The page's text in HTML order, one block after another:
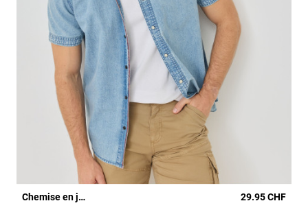
Chemise en jean à boutons-pression 29.95 CHF